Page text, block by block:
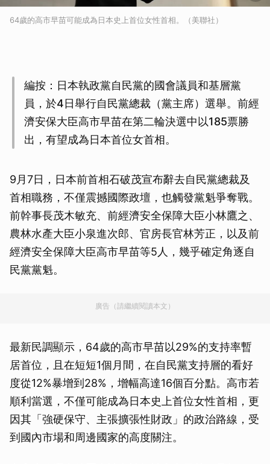
64歲的高市早苗可能成為日本史上首位女性首相。（美聯社）
編按：日本執政黨自民黨的國會議員和基層黨
員，於4日舉行自民黨總裁（黨主席）選舉。前經
濟安保大臣高市早苗在第二輪決選中以185票勝
出，有望成為日本首位女首相。
9月7日，日本前首相石破茂宣布辭去自民黨總裁及
首相職務，不僅震撼國際政壇，也觸發黨魁爭奪戰。
前幹事長茂木敏充、前經濟安全保障大臣小林鷹之、
農林水產大臣小泉進次郎、官房長官林芳正，以及前
經濟安全保障大臣高市早苗等5人，幾乎確定角逐自
民黨黨魁。
廣告（請繼續閱讀本文）
最新民調顯示，64歲的高市早苗以29%的支持率暫
居首位，且在短短1個月間，在自民黨支持層的看好
度從12%暴增到28%，增幅高達16個百分點。高市若
順利當選，不僅可能成為日本史上首位女性首相，更
因其「強硬保守、主張擴張性財政」的政治路線，受
到國內市場和周邊國家的高度關注。